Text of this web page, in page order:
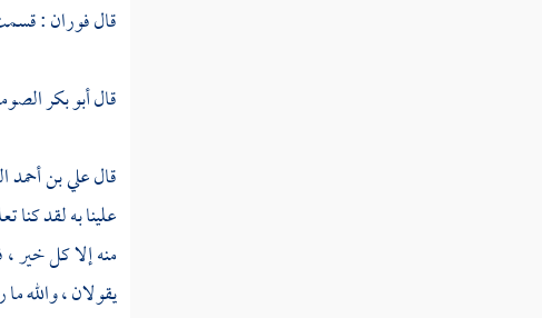
قالفوران:
قالأبو بكر
قالعلي بن أحمد
علينا به لقد كنا
منه إلا كل خير
يقولان ، والله ما